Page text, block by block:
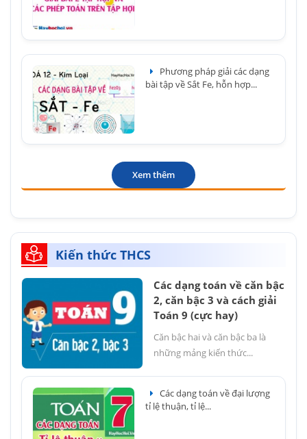
Phương pháp giải các dạng
bài tập về Sắt Fe, hỗn hợp...
Xem thêm
Kiến thức THCS
Các dạng toán về căn bậc
2, căn bậc 3 và cách giải
Toán 9 (cực hay)
Căn bậc hai và căn bậc ba là
những mảng kiến thức...
Các dạng toán về đại lượng
tỉ lệ thuận, tỉ lệ...